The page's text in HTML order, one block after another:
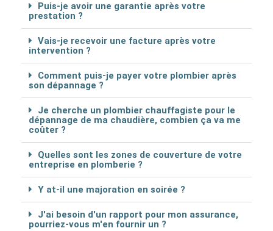
Puis-je avoir une garantie après votre
prestation ?
Vais-je recevoir une facture après votre
intervention ?
Comment puis-je payer votre plombier après
son dépannage ?
Je cherche un plombier chauffagiste pour le
dépannage de ma chaudière, combien ça va me
coûter ?
Quelles sont les zones de couverture de votre
entreprise en plomberie ?
Y at-il une majoration en soirée ?
J'ai besoin d'un rapport pour mon assurance,
pourriez-vous m'en fournir un ?